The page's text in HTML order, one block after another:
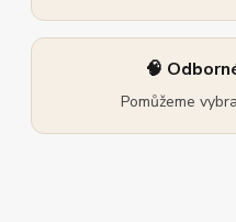
🧠
Pomůžeme